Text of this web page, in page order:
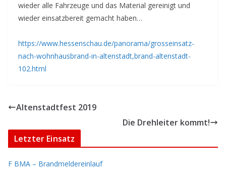
wieder alle Fahrzeuge und das Material gereinigt und
wieder einsatzbereit gemacht haben…
https://www.hessenschau.de/panorama/grosseinsatz-
nach-wohnhausbrand-in-altenstadt,brand-altenstadt-
102.html
Altenstadtfest 2019
Die Drehleiter kommt!
Letzter Einsatz
F BMA – Brandmeldereinlauf